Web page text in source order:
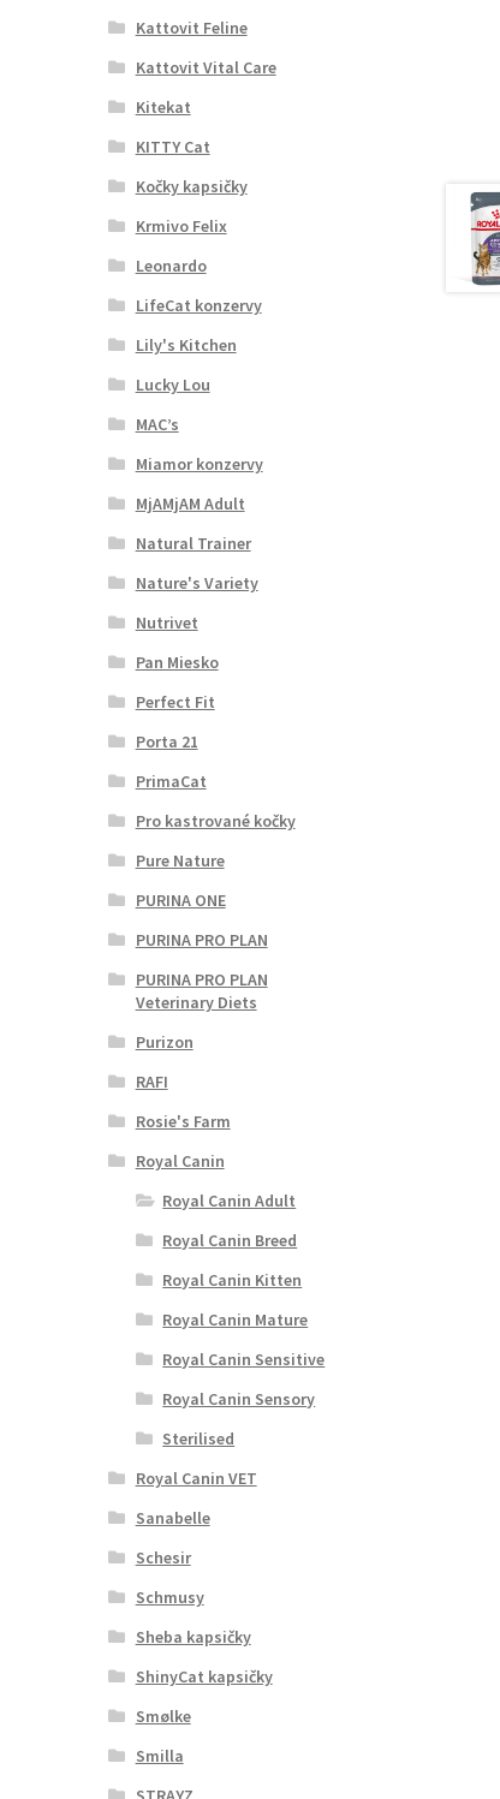
Kattovit Feline
Kattovit Vital Care
Kitekat
KITTY Cat
Kočky kapsičky
Krmivo Felix
Leonardo
LifeCat konzervy
Lily's Kitchen
Lucky Lou
MAC’s
Miamor konzervy
MjAMjAM Adult
Natural Trainer
Nature's Variety
Nutrivet
Pan Miesko
Perfect Fit
Porta 21
PrimaCat
Pro kastrované kočky
Pure Nature
PURINA ONE
PURINA PRO PLAN
PURINA PRO PLAN
Veterinary Diets
Purizon
RAFI
Rosie's Farm
Royal Canin
Royal Canin Adult
Royal Canin Breed
Royal Canin Kitten
Royal Canin Mature
Royal Canin Sensitive
Royal Canin Sensory
Sterilised
Royal Canin VET
Sanabelle
Schesir
Schmusy
Sheba kapsičky
ShinyCat kapsičky
Smølke
Smilla